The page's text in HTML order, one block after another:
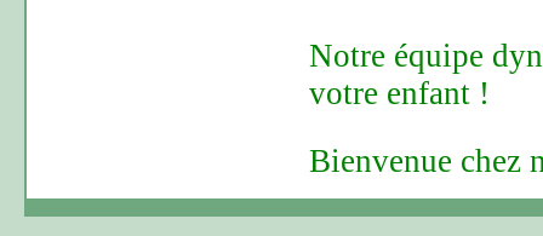
Notre équipe
votre enfant !
Bienvenue chez